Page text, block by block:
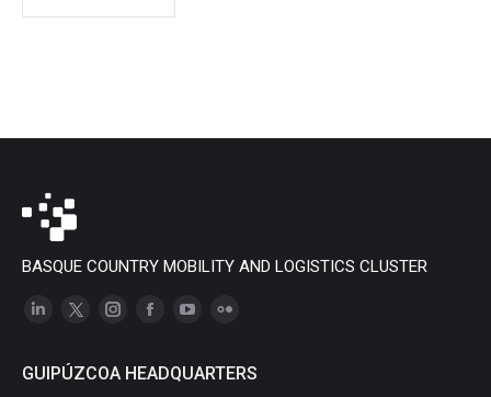
BASQUE COUNTRY MOBILITY AND LOGISTICS CLUSTER
Linkedin
opens
X
opens
Instagram
opensopensopensopens
GUIPÚZCOA HEADQUARTERS